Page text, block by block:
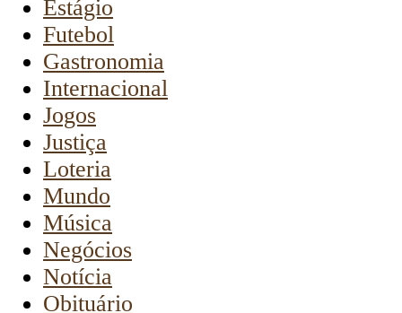
Estágio
Futebol
Gastronomia
Internacional
Jogos
Justiça
Loteria
Mundo
Música
Negócios
Notícia
Obituário